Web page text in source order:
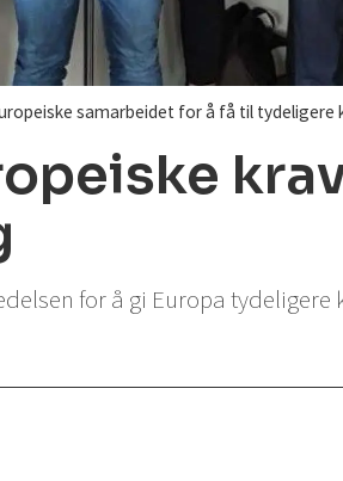
samarbeidet for å få til tydeligere
for å gi Europa